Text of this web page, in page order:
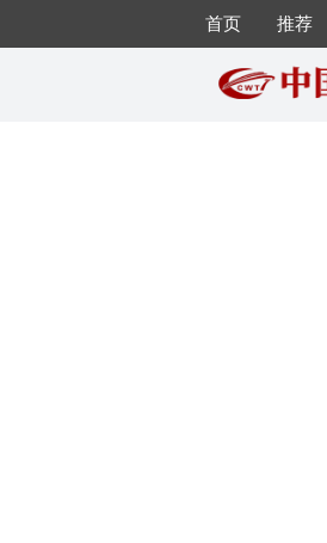
首页 推荐